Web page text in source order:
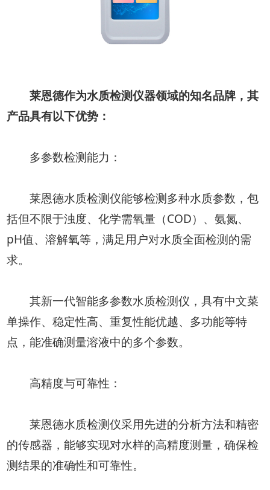
莱恩德作为水质检测仪器领域的知名品牌，其
产品具有以下优势：
多参数检测能力：
莱恩德水质检测仪能够检测多种水质参数，包
括但不限于浊度、化学需氧量（COD）、氨氮、
pH值、溶解氧等，满足用户对水质全面检测的需
求。
其新一代智能多参数水质检测仪，具有中文菜
单操作、稳定性高、重复性能优越、多功能等特
点，能准确测量溶液中的多个参数。
高精度与可靠性：
莱恩德水质检测仪采用先进的分析方法和精密
的传感器，能够实现对水样的高精度测量，确保检
测结果的准确性和可靠性。